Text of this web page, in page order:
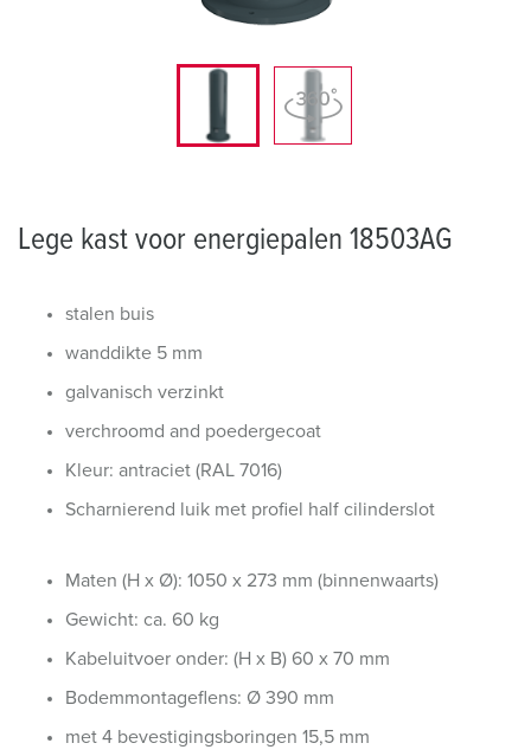
Lege kast voor energiepalen 18503AG
stalen buis
wanddikte 5 mm
galvanisch verzinkt
verchroomd and poedergecoat
Kleur: antraciet (RAL 7016)
Scharnierend luik met profiel half cilinderslot
Maten (H x Ø): 1050 x 273 mm (binnenwaarts)
Gewicht: ca. 60 kg
Kabeluitvoer onder: (H x B) 60 x 70 mm
Bodemmontageflens: Ø 390 mm
met 4 bevestigingsboringen 15,5 mm